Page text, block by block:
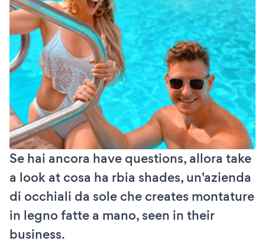
Se hai ancora have questions, allora take
a look at cosa ha rbia shades, un'azienda
di occhiali da sole che creates montature
in legno fatte a mano, seen in their
business.